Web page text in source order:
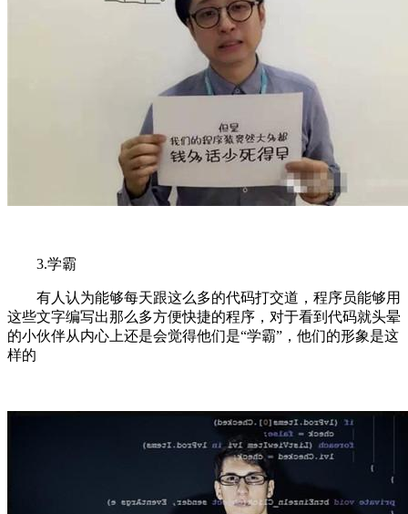
3.学霸
有人认为能够每天跟这么多的代码打交道，程序员能够用
这些文字编写出那么多方便快捷的程序，对于看到代码就头晕
的小伙伴从内心上还是会觉得他们是“学霸”，他们的形象是这
样的